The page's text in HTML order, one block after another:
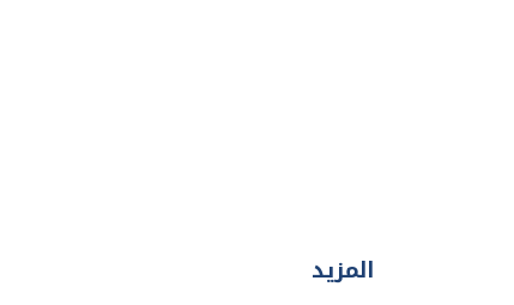
المزيد